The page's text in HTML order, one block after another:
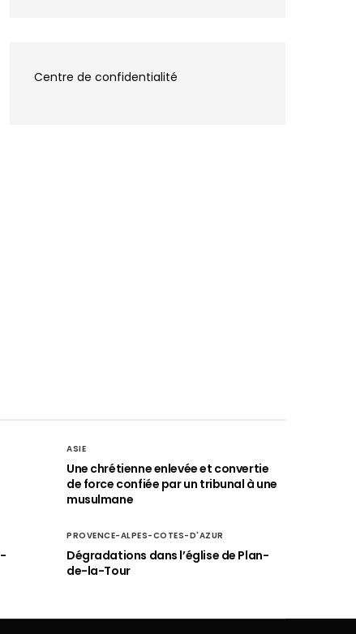
Centre de confidentialité
ASIE
Une chrétienne enlevée et convertie
de force confiée par un tribunal à une
musulmane
PROVENCE-ALPES-COTES-D'AZUR
Dégradations dans l’église de Plan-
de-la-Tour